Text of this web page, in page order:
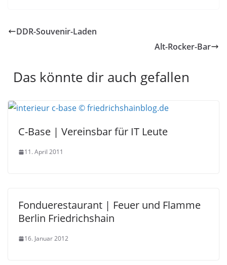
DDR-Souvenir-Laden
Alt-Rocker-Bar
Das könnte dir auch gefallen
C-Base | Vereinsbar für IT Leute
11. April 2011
Fonduerestaurant | Feuer und Flamme
Berlin Friedrichshain
16. Januar 2012